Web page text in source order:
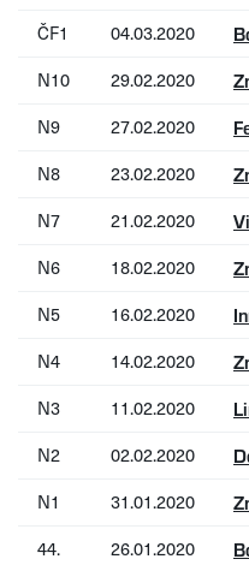
ČF1
04.03.2020
N10
29.02.2020
N9
27.02.2020
N8
23.02.2020
N7
21.02.2020
N6
18.02.2020
N5
16.02.2020
N4
14.02.2020
N3
11.02.2020
N2
02.02.2020
N1
31.01.2020
44.
26.01.2020